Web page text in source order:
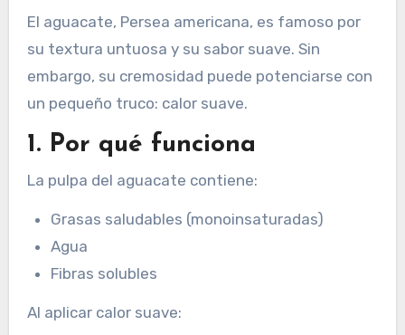
El aguacate, Persea americana, es famoso por
su textura untuosa y su sabor suave. Sin
embargo, su cremosidad puede potenciarse con
un pequeño truco: calor suave.
1. Por qué funciona
La pulpa del aguacate contiene:
Grasas saludables (monoinsaturadas)
Agua
Fibras solubles
Al aplicar calor suave: